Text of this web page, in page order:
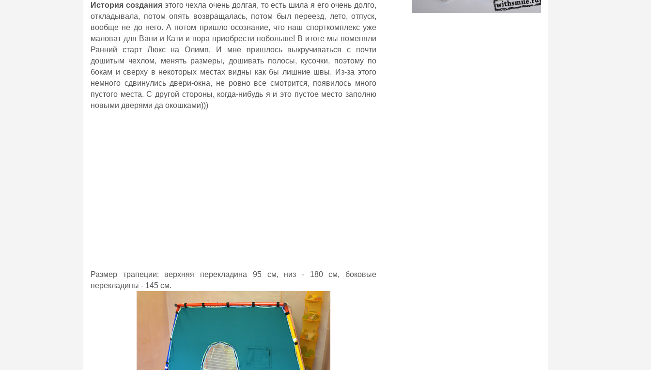
История созданияэтого чехла очень долгая, то есть шила я его очень долго,
откладывала, потом опять возвращалась, потом был переезд, лето, отпуск,
вообще не до него. А потом пришло осознание, что наш спорткомплекс уже
маловат для Вани и Кати и пора приобрести побольше! В итоге мы поменяли
Ранний старт Люкс на Олимп. И мне пришлось выкручиваться с почти
дошитым чехлом, менять размеры, дошивать полосы, кусочки, поэтому по
бокам и сверху в некоторых местах видны как бы лишние швы. Из-за этого
немного сдвинулись двери-окна, не ровно все смотрится, появилось много
пустого места. С другой стороны, когда-нибудь я и это пустое место заполню
новыми дверями да окошками)))
Размер трапеции: верхняя перекладина 95 см, низ - 180 см, боковые
перекладины - 145 см.